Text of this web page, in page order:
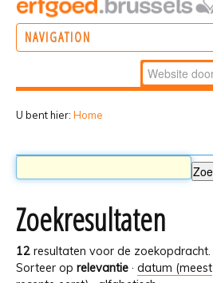
NAVIGATION
Zoek
Geavanceerd
U bent hier: Home
Zoekresultaten
12 resultaten voor de zoekopdracht.
Sorteer op relevantie · datum (meest